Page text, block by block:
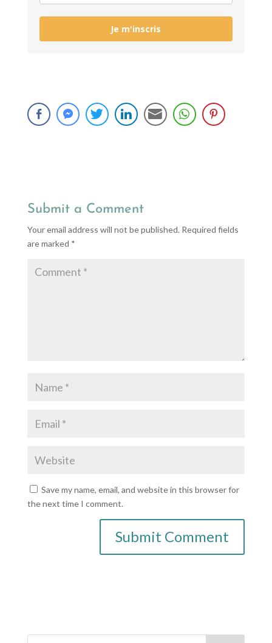
Je m'inscris
Submit a Comment
Your email address will not be published. Required fields
are marked *
Save my name, email, and website in this browser for
the next time I comment.